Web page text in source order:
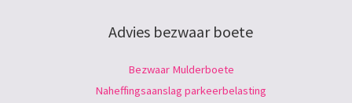
Advies bezwaar boete
Bezwaar Mulderboete
Naheffingsaanslag parkeerbelasting